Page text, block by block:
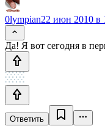
0lympian22 июн 2010 в
Да! Я вот сегодня в
Ответить